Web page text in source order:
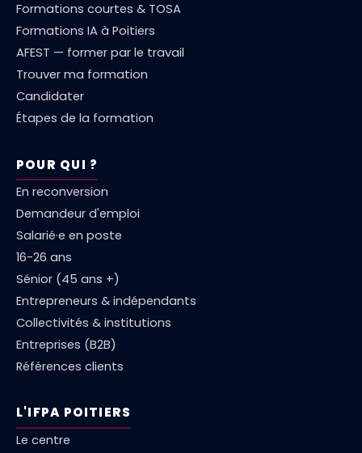
Formations courtes & TOSA
Formations IA à Poitiers
AFEST — former par le travail
Trouver ma formation
Candidater
Étapes de la formation
POUR QUI ?
En reconversion
Demandeur d'emploi
Salarié·e en poste
16-26 ans
Sénior (45 ans +)
Entrepreneurs & indépendants
Collectivités & institutions
Entreprises (B2B)
Références clients
L'IFPA POITIERS
Le centre